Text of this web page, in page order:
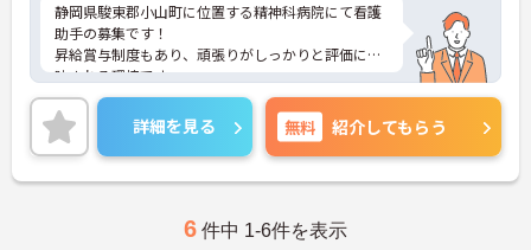
静岡県駿東郡小山町に位置する精神科病院にて看護
助手の募集です！
昇給賞与制度もあり、頑張りがしっかりと評価に反
映される環境です。
相談がしやすい職場環境で、長年お勤めの方もいら
っしゃいますので資格や経験がない方でも安心して
ご就業いただけます。
ご興味ある方には、面接対策ポイントなど、さらに
詳細をお話しいたしますのでお気軽にご相談くださ
詳細を見る 無料 紹介してもらう
6 件中 1-6件を表示